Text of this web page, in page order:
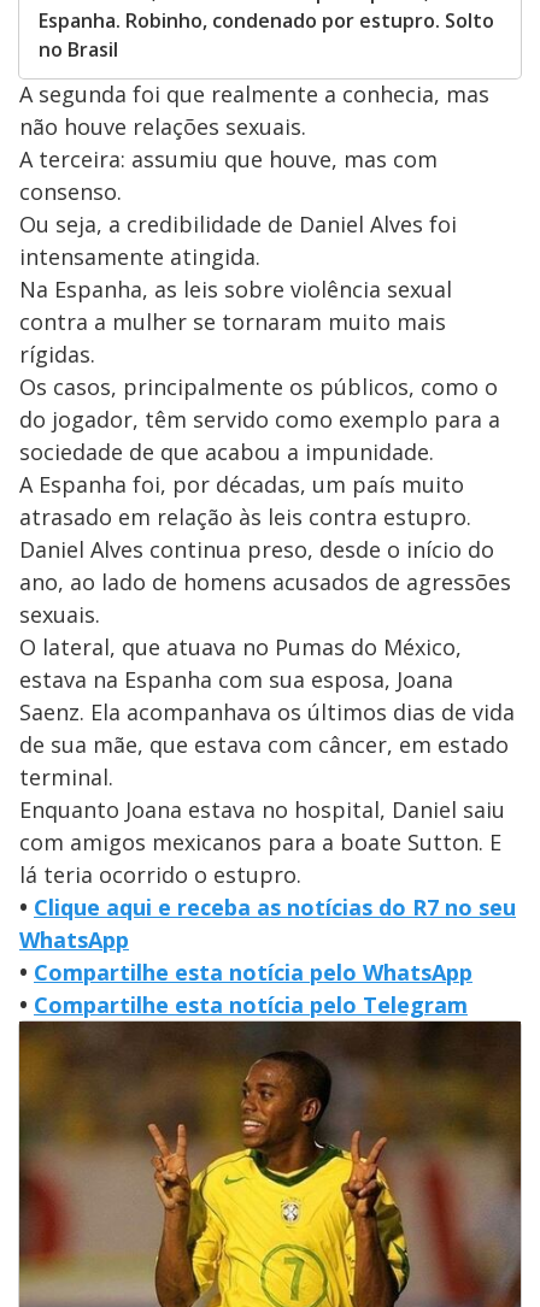
Espanha. Robinho, condenado por estupro. Solto
no Brasil
A segunda foi que realmente a conhecia, mas
não houve relações sexuais.
A terceira: assumiu que houve, mas com
consenso.
Ou seja, a credibilidade de Daniel Alves foi
intensamente atingida.
Na Espanha, as leis sobre violência sexual
contra a mulher se tornaram muito mais
rígidas.
Os casos, principalmente os públicos, como o
do jogador, têm servido como exemplo para a
sociedade de que acabou a impunidade.
A Espanha foi, por décadas, um país muito
atrasado em relação às leis contra estupro.
Daniel Alves continua preso, desde o início do
ano, ao lado de homens acusados de agressões
sexuais.
O lateral, que atuava no Pumas do México,
estava na Espanha com sua esposa, Joana
Saenz. Ela acompanhava os últimos dias de vida
de sua mãe, que estava com câncer, em estado
terminal.
Enquanto Joana estava no hospital, Daniel saiu
com amigos mexicanos para a boate Sutton. E
lá teria ocorrido o estupro.
• Clique aqui e receba as notícias do R7 no seu
WhatsApp
• Compartilhe esta notícia pelo WhatsApp
• Compartilhe esta notícia pelo Telegram